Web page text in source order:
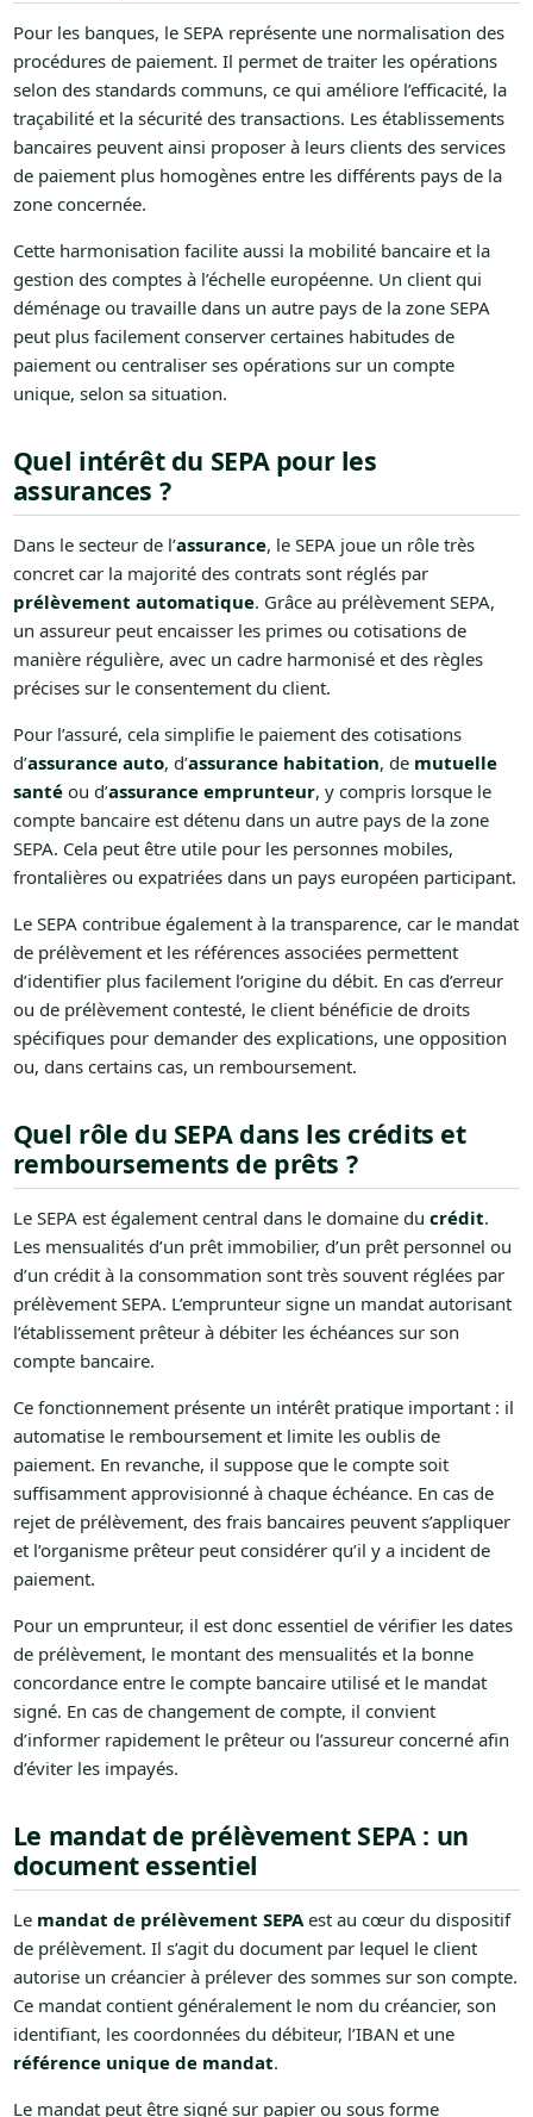
Pour les banques, le SEPA représente une normalisation des
procédures de paiement. Il permet de traiter les opérations
selon des standards communs, ce qui améliore l’efficacité, la
traçabilité et la sécurité des transactions. Les établissements
bancaires peuvent ainsi proposer à leurs clients des services
de paiement plus homogènes entre les différents pays de la
zone concernée.
Cette harmonisation facilite aussi la mobilité bancaire et la
gestion des comptes à l’échelle européenne. Un client qui
déménage ou travaille dans un autre pays de la zone SEPA
peut plus facilement conserver certaines habitudes de
paiement ou centraliser ses opérations sur un compte
unique, selon sa situation.
Quel intérêt du SEPA pour les
assurances ?
Dans le secteur de l’assurance, le SEPA joue un rôle très
concret car la majorité des contrats sont réglés par
prélèvement automatique. Grâce au prélèvement SEPA,
un assureur peut encaisser les primes ou cotisations de
manière régulière, avec un cadre harmonisé et des règles
précises sur le consentement du client.
Pour l’assuré, cela simplifie le paiement des cotisations
d’assurance auto, d’assurance habitation, de mutuelle
santéou d’assurance emprunteur, y compris lorsque le
compte bancaire est détenu dans un autre pays de la zone
SEPA. Cela peut être utile pour les personnes mobiles,
frontalières ou expatriées dans un pays européen participant.
Le SEPA contribue également à la transparence, car le mandat
de prélèvement et les références associées permettent
d’identifier plus facilement l’origine du débit. En cas d’erreur
ou de prélèvement contesté, le client bénéficie de droits
spécifiques pour demander des explications, une opposition
ou, dans certains cas, un remboursement.
Quel rôle du SEPA dans les crédits et
remboursements de prêts ?
Le SEPA est également central dans le domaine du crédit.
Les mensualités d’un prêt immobilier, d’un prêt personnel ou
d’un crédit à la consommation sont très souvent réglées par
prélèvement SEPA. L’emprunteur signe un mandat autorisant
l’établissement prêteur à débiter les échéances sur son
compte bancaire.
Ce fonctionnement présente un intérêt pratique important : il
automatise le remboursement et limite les oublis de
paiement. En revanche, il suppose que le compte soit
suffisamment approvisionné à chaque échéance. En cas de
rejet de prélèvement, des frais bancaires peuvent s’appliquer
et l’organisme prêteur peut considérer qu’il y a incident de
paiement.
Pour un emprunteur, il est donc essentiel de vérifier les dates
de prélèvement, le montant des mensualités et la bonne
concordance entre le compte bancaire utilisé et le mandat
signé. En cas de changement de compte, il convient
d’informer rapidement le prêteur ou l’assureur concerné afin
d’éviter les impayés.
Le mandat de prélèvement SEPA : un
document essentiel
Le mandat de prélèvement SEPAest au cœur du dispositif
de prélèvement. Il s’agit du document par lequel le client
autorise un créancier à prélever des sommes sur son compte.
Ce mandat contient généralement le nom du créancier, son
identifiant, les coordonnées du débiteur, l’IBAN et une
référence unique de mandat.
Le mandat peut être signé sur papier ou sous forme